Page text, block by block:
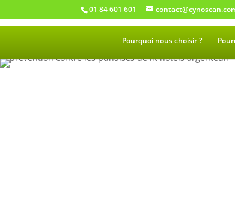
01 84 601 601
Pourquoi nous choisir ?